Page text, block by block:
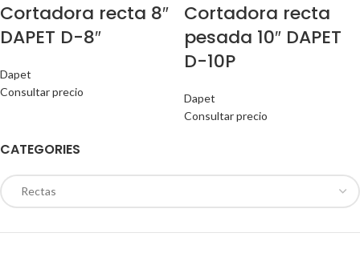
CATEGORIES
Cortadora recta 8″
DAPET D-8″
Dapet
Consultar precio
Cortadora recta
pesada 10″ DAPET
D-10P
Dapet
Consultar precio